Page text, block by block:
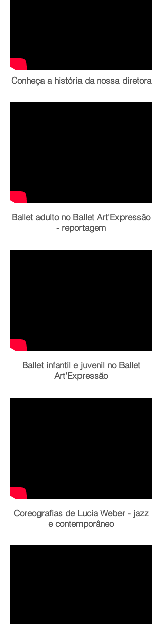
Conheça a história da nossa diretora
Ballet adulto no Ballet Art'Expressão
- reportagem
Ballet infantil e juvenil no Ballet
Art'Expressão
Coreografias de Lucia Weber - jazz
e contemporâneo